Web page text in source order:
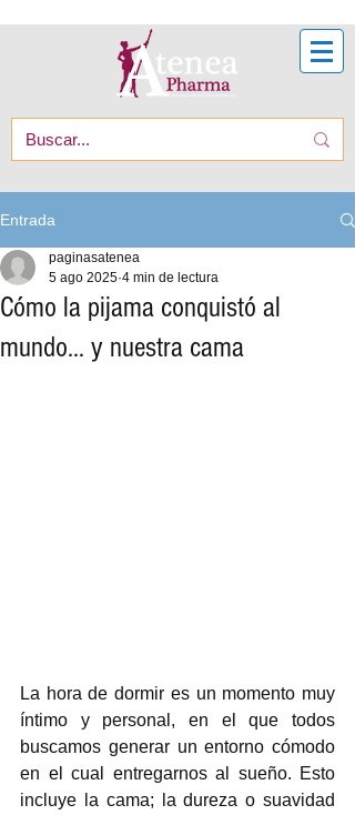
Entrada
Cómo la pijama conquistó al
mundo… y nuestra cama
paginasatenea
5 ago 2025 4 min de lectura
La hora de dormir es un momento muy
íntimo y personal, en el que todos
buscamos generar un entorno cómodo
en el cual entregarnos al sueño. Esto
incluye la cama; la dureza o suavidad